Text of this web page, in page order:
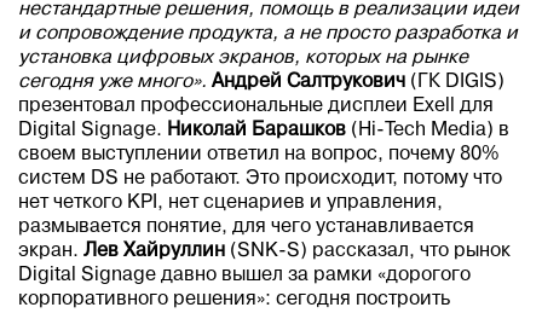
нестандартные решения, помощь в реализации идеи
и сопровождение продукта, а не просто разработка и
установка цифровых экранов, которых на рынке
сегодня уже много». Андрей Салтрукович (ГК DIGIS)
презентовал профессиональные дисплеи Exell для
Digital Signage. Николай Барашков (Hi-Tech Media) в
своем выступлении ответил на вопрос, почему 80%
систем DS не работают. Это происходит, потому что
нет четкого KPI, нет сценариев и управления,
размывается понятие, для чего устанавливается
экран. Лев Хайруллин (SNK-S) рассказал, что рынок
Digital Signage давно вышел за рамки «дорогого
корпоративного решения»: сегодня построить